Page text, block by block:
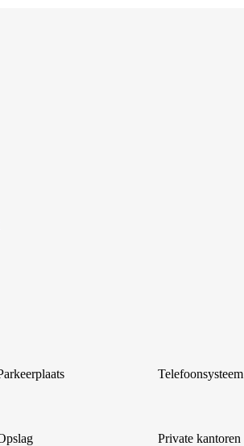
Telefoonsysteem
Private kantoren